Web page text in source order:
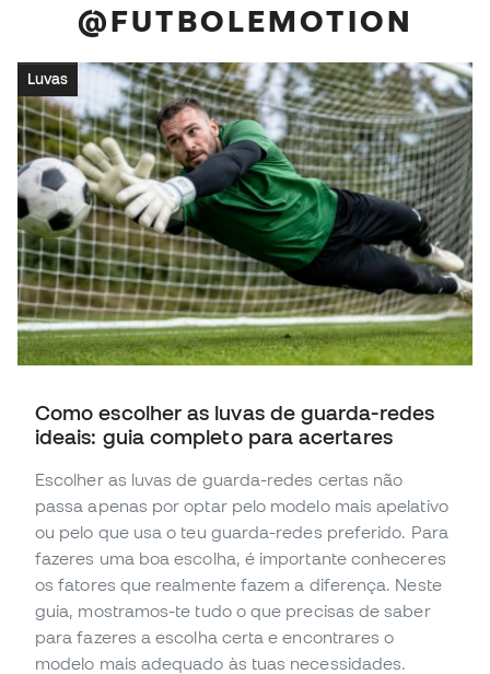
@FUTBOLEMOTION
Luvas
Como escolher as luvas de guarda-redes
ideais: guia completo para acertares
Escolher as luvas de guarda-redes certas não
passa apenas por optar pelo modelo mais apelativo
ou pelo que usa o teu guarda-redes preferido. Para
fazeres uma boa escolha, é importante conheceres
os fatores que realmente fazem a diferença. Neste
guia, mostramos-te tudo o que precisas de saber
para fazeres a escolha certa e encontrares o
modelo mais adequado às tuas necessidades.